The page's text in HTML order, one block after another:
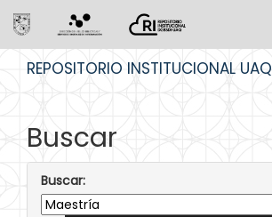
REPOSITORIO INSTITUCIONAL UAQ
Buscar
Buscar: